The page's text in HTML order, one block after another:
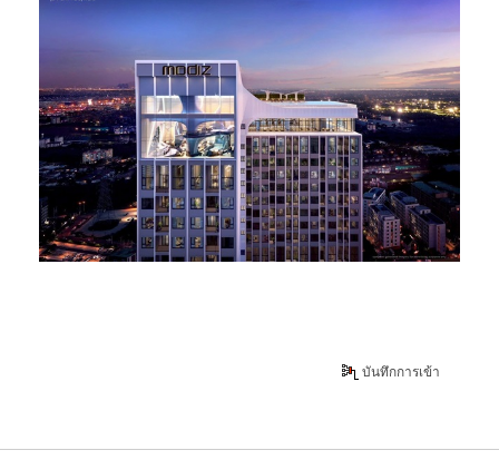
บันทึกการเข้า